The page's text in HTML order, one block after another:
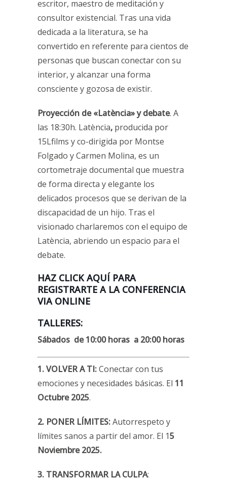
escritor, maestro de meditación y
consultor existencial. Tras una vida
dedicada a la literatura, se ha
convertido en referente para cientos de
personas que buscan conectar con su
interior, y alcanzar una forma
consciente y gozosa de existir.
Proyección de «Latència» y debate. A
las 18:30h. Latència, producida por
15Lfilms y co-dirigida por Montse
Folgado y Carmen Molina, es un
cortometraje documental que muestra
de forma directa y elegante los
delicados procesos que se derivan de la
discapacidad de un hijo. Tras el
visionado charlaremos con el equipo de
Latència, abriendo un espacio para el
debate.
HAZ CLICK AQUÍ PARA
REGISTRARTE A LA CONFERENCIA
VIA ONLINE
TALLERES:
Sábados de 10:00 horas a 20:00 horas
1. VOLVER A TI:Conectar con tus
emociones y necesidades básicas. El 11
Octubre 2025.
2. PONER LÍMITES:Autorrespeto y
límites sanos a partir del amor. El 15
Noviembre 2025.
3. TRANSFORMAR LA CULPA: